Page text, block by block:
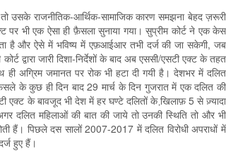
तो उसके राजनीतिक-आर्थिक-सामाजिक कारण समझना बेहद ज़रूरी
पर भी एक ऐसा ही फ़ैसला सुनाया गया। सुप्रीम कोर्ट ने एक केस
है और ऐसे में भविष्य में एफ़आईआर तभी दर्ज की जा सकेगी, जब
द्वारा जारी दिशा-निर्देशों के बाद अब एससी/एसटी एक्ट के तहत
ही अग्रिम जमानत पर रोक भी हटा दी गयी है। देशभर में दलित
के कुछ ही दिन बाद 29 मार्च के दिन गुजरात में एक दलित की
एक्ट के बावजूद भी देश में हर घण्टे दलितों के खि़लाफ़ 5 से ज़्यादा
दलित महिलाओं की बात की जाये तो उनकी स्थिति तो और भी
हैं। पिछले दस सालों 2007-2017 में दलित विरोधी अपराधों में
हुए हैं।